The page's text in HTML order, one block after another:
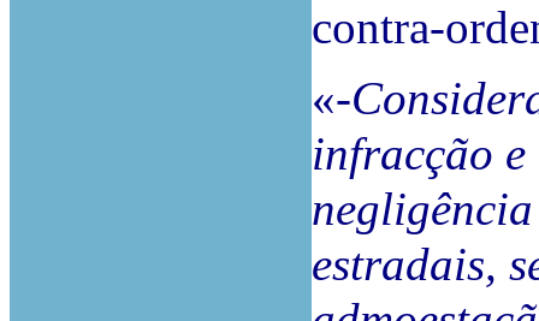
contra-
«-
infracção e
estradais,